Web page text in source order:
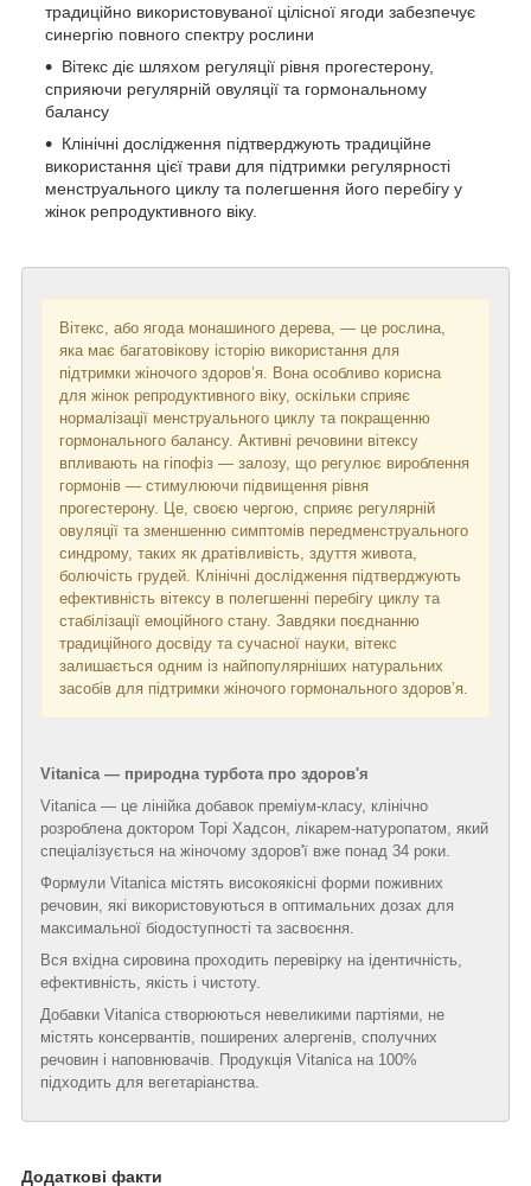
традиційно використовуваної цілісної ягоди забезпечує
синергію повного спектру рослини
Вітекс діє шляхом регуляції рівня прогестерону,
сприяючи регулярній овуляції та гормональному
балансу
Клінічні дослідження підтверджують традиційне
використання цієї трави для підтримки регулярності
менструального циклу та полегшення його перебігу у
жінок репродуктивного віку.
Вітекс, або ягода монашиного дерева, — це рослина,
яка має багатовікову історію використання для
підтримки жіночого здоров’я. Вона особливо корисна
для жінок репродуктивного віку, оскільки сприяє
нормалізації менструального циклу та покращенню
гормонального балансу. Активні речовини вітексу
впливають на гіпофіз — залозу, що регулює вироблення
гормонів — стимулюючи підвищення рівня
прогестерону. Це, своєю чергою, сприяє регулярній
овуляції та зменшенню симптомів передменструального
синдрому, таких як дратівливість, здуття живота,
болючість грудей. Клінічні дослідження підтверджують
ефективність вітексу в полегшенні перебігу циклу та
стабілізації емоційного стану. Завдяки поєднанню
традиційного досвіду та сучасної науки, вітекс
залишається одним із найпопулярніших натуральних
засобів для підтримки жіночого гормонального здоров’я.
Vitanica — природна турбота про здоров'я
Vitanica — це лінійка добавок преміум-класу, клінічно
розроблена доктором Торі Хадсон, лікарем-натуропатом, який
спеціалізується на жіночому здоров'ї вже понад 34 роки.
Формули Vitanica містять високоякісні форми поживних
речовин, які використовуються в оптимальних дозах для
максимальної біодоступності та засвоєння.
Вся вхідна сировина проходить перевірку на ідентичність,
ефективність, якість і чистоту.
Добавки Vitanica створюються невеликими партіями, не
містять консервантів, поширених алергенів, сполучних
речовин і наповнювачів. Продукція Vitanica на 100%
підходить для вегетаріанства.
Додаткові факти